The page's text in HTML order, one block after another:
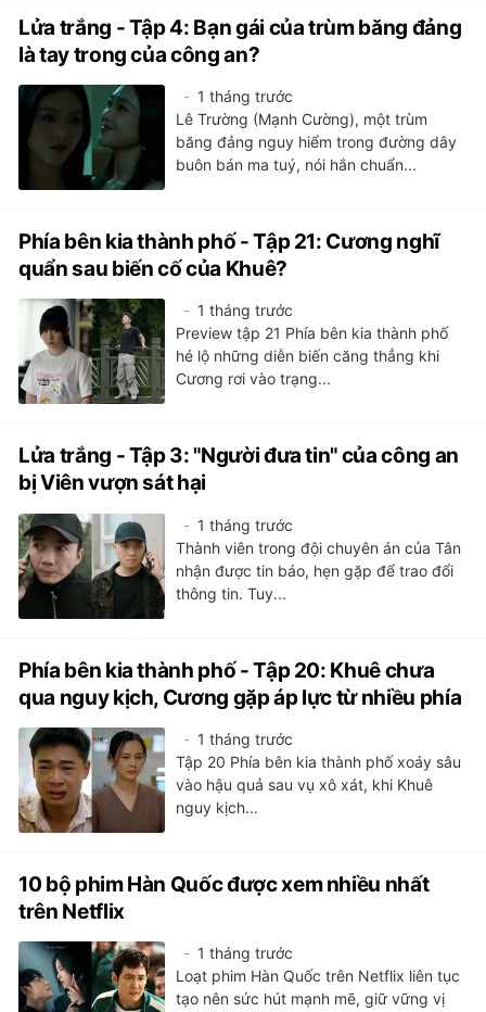
Lửa trắng - Tập 4: Bạn gái của trùm băng đảng
là tay trong của công an?
1 tháng trước
Lê Trường (Mạnh Cường), một trùm
băng đảng nguy hiểm trong đường dây
buôn bán ma tuý, nói hắn chuẩn...
Phía bên kia thành phố - Tập 21: Cương nghĩ
quẩn sau biến cố của Khuê?
1 tháng trước
Preview tập 21 Phía bên kia thành phố
hé lộ những diễn biến căng thẳng khi
Cương rơi vào trạng...
Lửa trắng - Tập 3: "Người đưa tin" của công an
bị Viên vượn sát hại
1 tháng trước
Thành viên trong đội chuyên án của Tân
nhận được tin báo, hẹn gặp để trao đổi
thông tin. Tuy...
Phía bên kia thành phố - Tập 20: Khuê chưa
qua nguy kịch, Cương gặp áp lực từ nhiều phía
1 tháng trước
Tập 20 Phía bên kia thành phố xoáy sâu
vào hậu quả sau vụ xô xát, khi Khuê
nguy kịch...
10 bộ phim Hàn Quốc được xem nhiều nhất
trên Netflix
1 tháng trước
Loạt phim Hàn Quốc trên Netflix liên tục
tạo nên sức hút mạnh mẽ, giữ vững vị